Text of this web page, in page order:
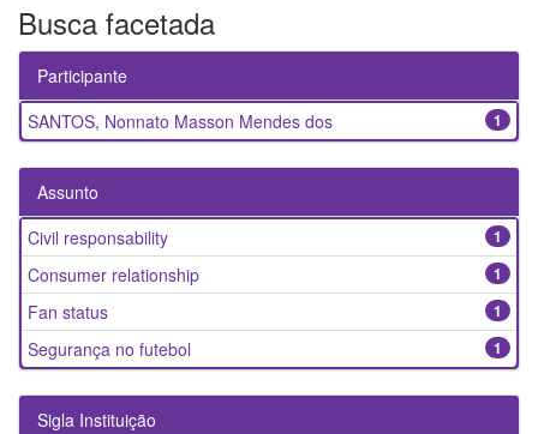
Busca facetada
Participante
1
SANTOS, Nonnato Masson Mendes dos
Assunto
1
Civil responsability
1
Consumer relationship
1
Fan status
1
Segurança no futebol
Sigla Instituição